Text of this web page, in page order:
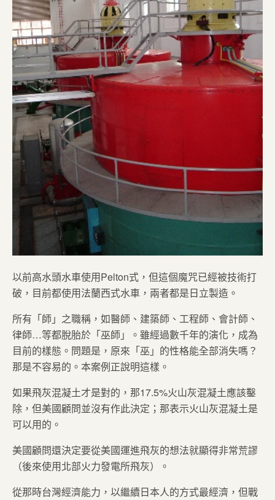
以前高水頭水車使用Pelton式，但這個魔咒已經被技術打
破，目前都使用法蘭西式水車，兩者都是日立製造。
所有「師」之職稱，如醫師、建築師、工程師、會計師、
律師…等都脫胎於「巫師」。雖經過數千年的演化，成為
目前的樣態。問題是，原來「巫」的性格能全部消失嗎？
那是不容易的。本案例正說明這樣。
如果飛灰混凝土才是對的，那17.5%火山灰混凝土應該鑿
除，但美國顧問並沒有作此決定；那表示火山灰混凝土是
可以用的。
美國顧問還決定要從美國運進飛灰的想法就顯得非常荒謬
（後來使用北部火力發電所飛灰）。
從那時台灣經濟能力，以繼續日本人的方式最經濟，但戰